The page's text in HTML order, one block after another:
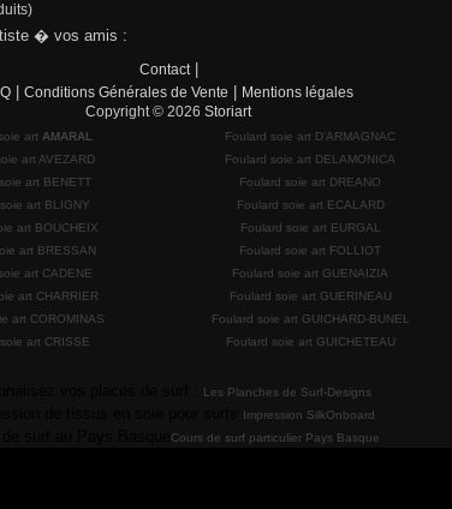
� vos amis :
Contact|
Conditions Générales de Vente
Mentions légales
Copyright © 2026 Storiart
art AMARAL
art AVEZARD
art BENETT
art BLIGNY
art BOUCHEIX
art BRESSAN
art CADENE
art CHARRIER
art COROMINAS
art CRISSE
Foulard soie art D'ARMAGNAC
Foulard soie art DELAMONICA
Foulard soie art DREANO
Foulard soie art ECALARD
Foulard soie art EURGAL
Foulard soie art FOLLIOT
Foulard soie art GUENAIZIA
Foulard soie art GUERINEAU
Foulard soie art GUICHARD-BUNEL
Foulard soie art GUICHETEAU
Les Planches de Surf-Designs
Impression SilkOnboard
Cours de surf particulier Pays Basque